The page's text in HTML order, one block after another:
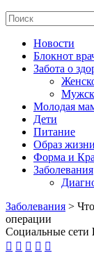
Новости
Блокнот
Забота о
Молодая
Дети
Питание
Образ жизни
Форма и
Заболевания
Заболевания >
операции
Социальные сети
    